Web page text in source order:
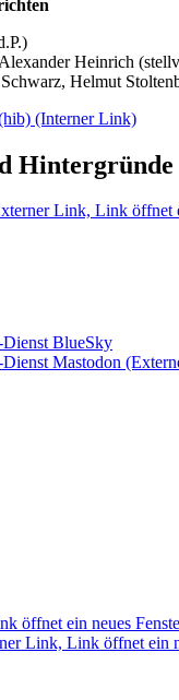
Heinrich
Helmut
(Interner Link)
Hintergründe
Link, Link öffnet
BlueSky
Mastodon
öffnet ein neues
Link, Link öffnet ein